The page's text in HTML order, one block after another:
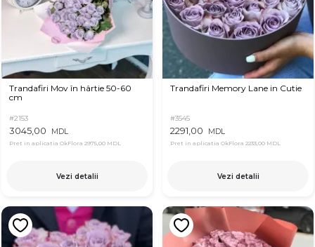
Trandafiri Mov în hârtie 50-60
cm
#2153
3045,00 MDL
Pret in aplicatia OkFlora 2975,00 MDL
Vezi detalii
Trandafiri Memory Lane in Cutie
#3545
2291,00 MDL
Pret in aplicatia OkFlora 2233,00 MDL
Vezi detalii